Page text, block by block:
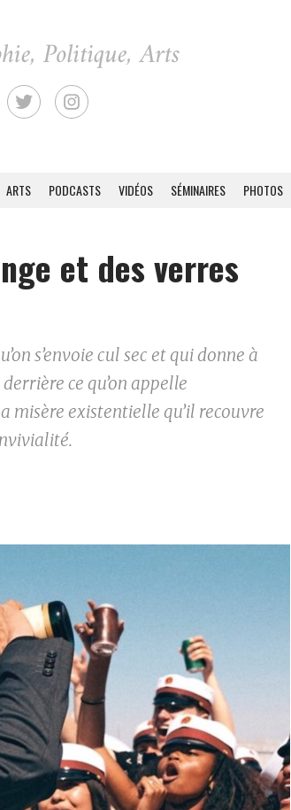
ARTS PODCASTS VIDÉOS SÉMINAIRES PHOTOS
et des verres
s’envoie cul sec et qui donne à
ce qu’on appelle
misère existentielle qu’il recouvre